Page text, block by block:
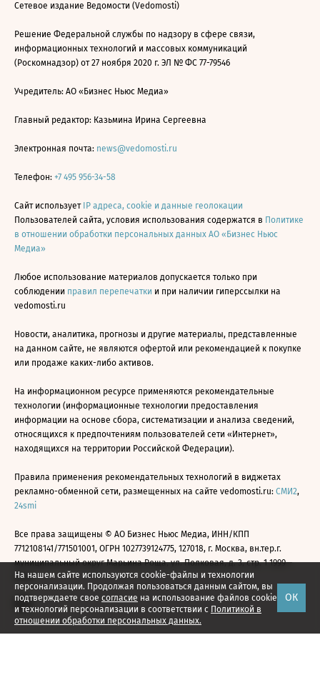
На нашем сайте используются cookie-файлы и технологии
персонализации. Продолжая пользоваться данным сайтом, вы
подтверждаете свое согласие на использование файлов cookie
и технологий персонализации в соответствии с Политикой в
отношении обработки персональных данных.
ОК
Сетевое издание Ведомости (Vedomosti)
Решение Федеральной службы по надзору в сфере связи,
информационных технологий и массовых коммуникаций
(Роскомнадзор) от 27 ноября 2020 г. ЭЛ № ФС 77-79546
Учредитель: АО «Бизнес Ньюс Медиа»
Главный редактор: Казьмина Ирина Сергеевна
Электронная почта: news@vedomosti.ru
Телефон: +7 495 956-34-58
Сайт использует IP адреса, cookie и данные геолокации
Пользователей сайта, условия использования содержатся в Политике
в отношении обработки персональных данных АО «Бизнес Ньюс
Медиа»
Любое использование материалов допускается только при
соблюдении правил перепечатки и при наличии гиперссылки на
vedomosti.ru
Новости, аналитика, прогнозы и другие материалы, представленные
на данном сайте, не являются офертой или рекомендацией к покупке
или продаже каких-либо активов.
На информационном ресурсе применяются рекомендательные
технологии (информационные технологии предоставления
информации на основе сбора, систематизации и анализа сведений,
относящихся к предпочтениям пользователей сети «Интернет»,
находящихся на территории Российской Федерации).
Правила применения рекомендательных технологий в виджетах
рекламно-обменной сети, размещенных на сайте vedomosti.ru: СМИ2,
24smi
Все права защищены © АО Бизнес Ньюс Медиа, ИНН/КПП
7712108141/771501001, ОГРН 1027739124775, 127018, г. Москва, вн.тер.г.
муниципальный округ Марьина Роща, ул. Полковая, д. 3, стр. 1 1999—
2026